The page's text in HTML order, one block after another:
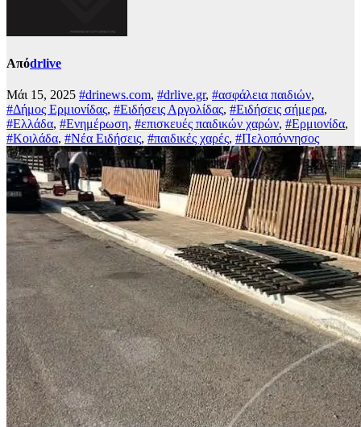
Απόdrlive
Μάι 15, 2025 #drinews.com, #drlive.gr, #ασφάλεια παιδιών,
#Δήμος Ερμιονίδας, #Ειδήσεις Αργολίδας, #Ειδήσεις σήμερα,
#Ελλάδα, #Ενημέρωση, #επισκευές παιδικών χαρών, #Ερμιονίδα,
#Κοιλάδα, #Νέα Ειδήσεις, #παιδικές χαρές, #Πελοπόννησος